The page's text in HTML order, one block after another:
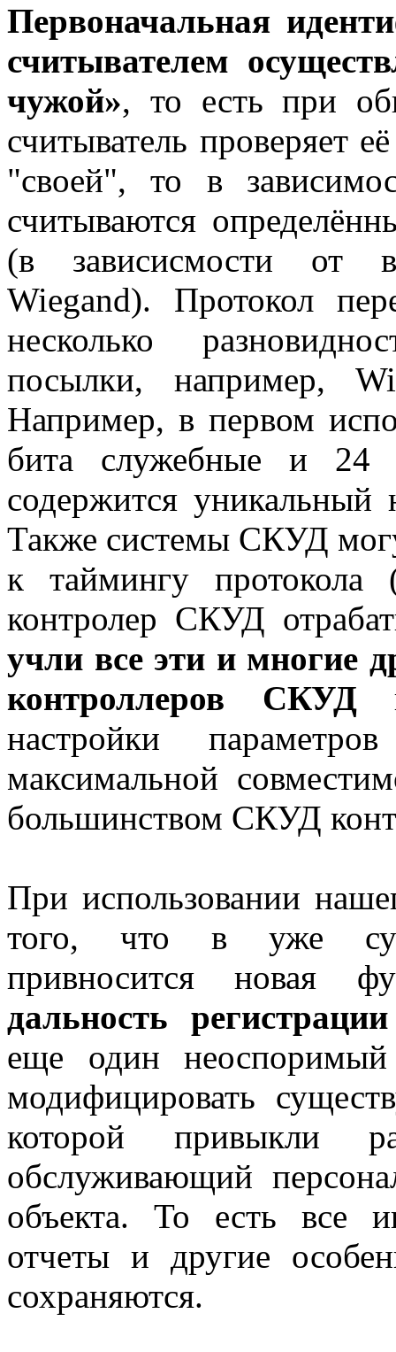
Первоначальная
считывателем
чужой», то есть при
считыватель проверяет
"своей", то в
считываются
(в зависисмости от
Wiegand). Протокол
несколько
посылки, например,
Например, в первом
бита служебные и 24
содержится уникальный
Также системы СКУД
к таймингу протокола
контролер СКУД
учли все эти и многие
контроллеров СКУДи
настройки
максимальной
большинством СКУД
При использовании
того, что в уже
привносится новая
дальность
еще один
модифицировать
которой привыкли
обслуживающий
объекта. То есть все
отчеты и другие
сохраняются.